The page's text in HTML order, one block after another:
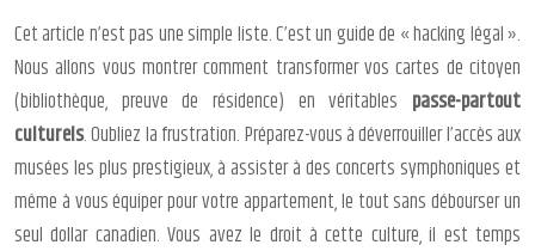
Cet article n’est pas une simple liste. C’est un guide de « hacking légal ».
Nous allons vous montrer comment transformer vos cartes de citoyen
(bibliothèque, preuve de résidence) en véritables passe-partout
culturels. Oubliez la frustration. Préparez-vous à déverrouiller l’accès aux
musées les plus prestigieux, à assister à des concerts symphoniques et
même à vous équiper pour votre appartement, le tout sans débourser un
seul dollar canadien. Vous avez le droit à cette culture, il est temps